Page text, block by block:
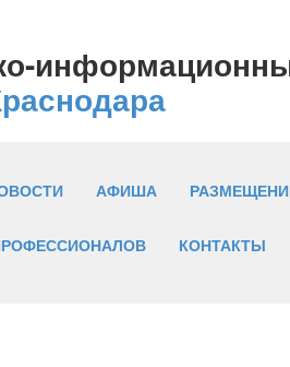
АФИША
КОНТАКТЫ